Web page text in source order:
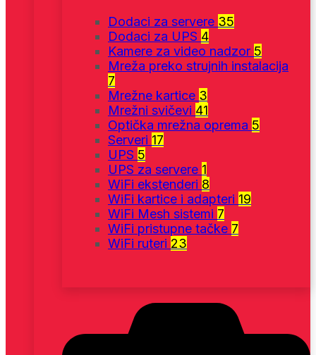
Dodaci za servere 35
Dodaci za UPS 4
Kamere za video nadzor 5
Mreža preko strujnih instalacija
7
Mrežne kartice 3
Mrežni svičevi 41
Optička mrežna oprema 5
Serveri 17
UPS 5
UPS za servere 1
WiFi ekstenderi 8
WiFi kartice i adapteri 19
WiFi Mesh sistemi 7
WiFi pristupne tačke 7
WiFi ruteri 23